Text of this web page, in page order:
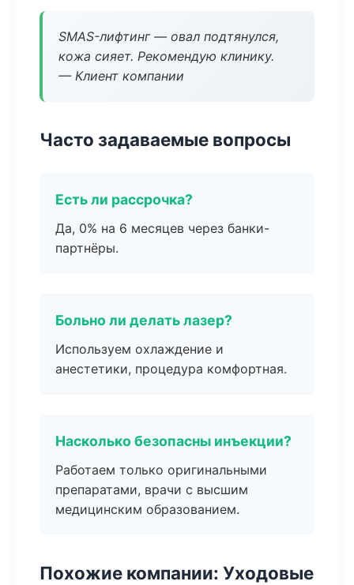
SMAS-лифтинг — овал подтянулся,
кожа сияет. Рекомендую клинику.
— Клиент компании
Часто задаваемые вопросы
Есть ли рассрочка?
Да, 0% на 6 месяцев через банки-
партнёры.
Больно ли делать лазер?
Используем охлаждение и
анестетики, процедура комфортная.
Насколько безопасны инъекции?
Работаем только оригинальными
препаратами, врачи с высшим
медицинским образованием.
Похожие компании: Уходовые